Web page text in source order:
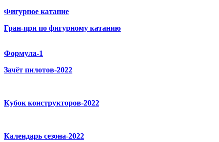
Фигурное катание
Гран-при по фигурному катанию
Формула-1
Зачёт пилотов-2022
Кубок конструкторов-2022
Календарь сезона-2022